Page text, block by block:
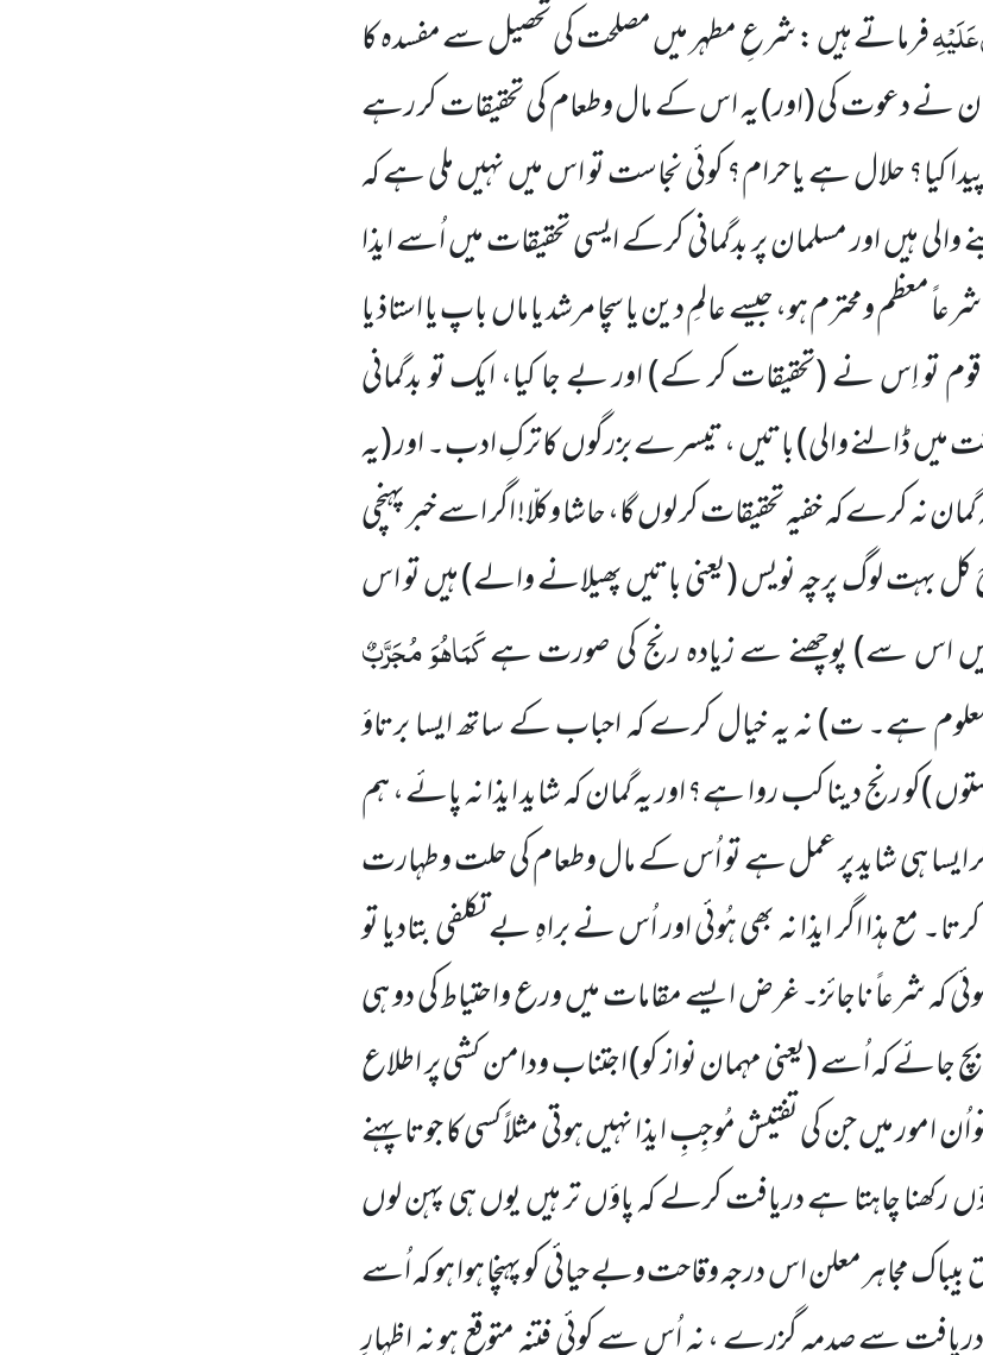
فرماتے ہیں : شرعِ مطہر میں مصلحت کی تحصیل سے مفسدہ کا
نے دعوت کی(اور)یہ اس کے مال وطعام کی تحقیقات کر رہے
کیا؟ حلال ہے یا حرام؟ کوئی نجاست تو اس میں نہیں ملی ہے کہ
ہیں اور مسلمان پر بدگمانی کرکے ایسی تحقیقات میں اُسے ایذا
معظم ومحترم ہو، جیسے عالمِ دین یا سچا مرشد یا ماں باپ یا استاذ یا
تو اِس نے(تحقیقات کر کے)اور بے جا کیا، ایک تو بدگمانی
میں ڈالنے والی)باتیں ، تیسرے بزرگوں کا ترکِ ادب۔ اور(یہ
گمان نہ کرے کہ خفیہ تحقیقات کر لوں گا، حاشا وکلّا! اگر اسے خبر پہنچی
کل بہت لوگ پرچہ نویس(یعنی باتیں پھیلانے والے)ہیں تو اس
میں اس سے)پوچھنے سے زیادہ رنج کی صورت ہےکَمَاھُوَ مُجَرَّبٌ
معلوم ہے۔ ت)نہ یہ خیال کرے کہ احباب کے ساتھ ایسا برتاؤ
)کو رنج دینا کب روا ہے؟ اور یہ گمان کہ شاید ایذا نہ پائے ، ہم
اگر ایسا ہی شاید پر عمل ہے تو اُس کے مال وطعام کی حلت وطہارت
مع ہذا اگر ایذا نہ بھی ہُوئی اور اُس نے براہِ بے تکلفی بتادیا تو
کہ شرعاً ناجائز۔ غرض ایسے مقامات میں ورع واحتیاط کی دو ہی
بچ جائے کہ اُسے(یعنی مہمان نواز کو)اجتناب ودامن کشی پر اطلاع
امور میں جن کی تفتیش مُوجِبِ ایذا نہیں ہوتی مثلاً کسی کا جوتا پہنے
چاہتا ہے دریافت کرلے کہ پاؤں تر ہیں یوں ہی پہن لوں
بیباک مجاہر معلن اس درجہ وقاحت وبے حیائی کو پہنچا ہوا ہو کہ اُسے
دریافت سے صدمہ گزرے ، نہ اُس سے کوئی فتنہ متوقع ہو نہ اظہارِ